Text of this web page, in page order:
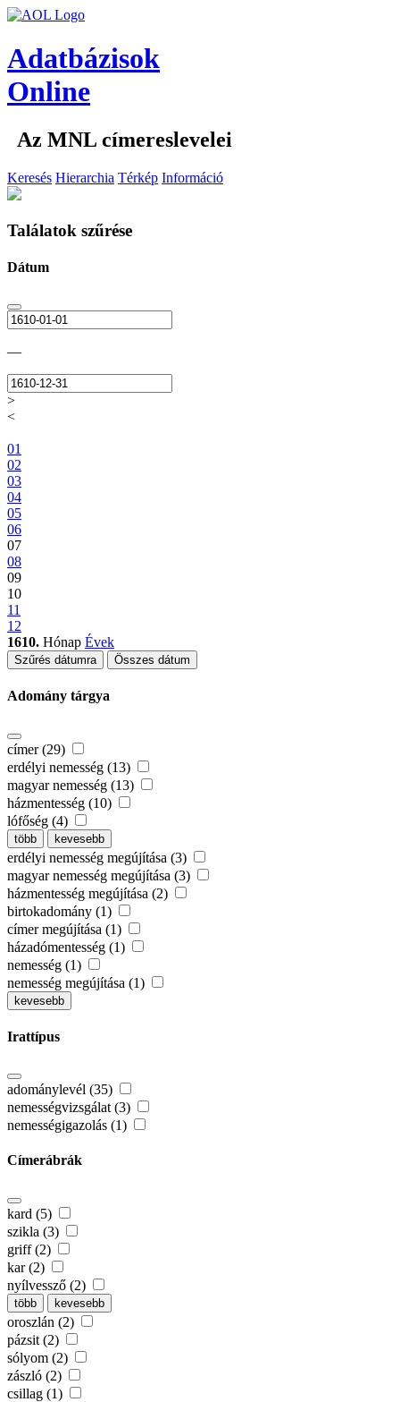
Adatbázisok
Online
Az MNL címereslevelei
Keresés Hierarchia Térkép Információ
Találatok szűrése
Dátum
—
>
<
01
02
03
04
05
06
07
08
09
10
11
12
1610. Hónap Évek
Szűrés dátumra Összes dátum
Adomány tárgya
címer (29)
erdélyi nemesség (13)
magyar nemesség (13)
házmentesség (10)
lófőség (4)
több kevesebb
erdélyi nemesség megújítása (3)
magyar nemesség megújítása (3)
házmentesség megújítása (2)
birtokadomány (1)
címer megújítása (1)
házadómentesség (1)
nemesség (1)
nemesség megújítása (1)
kevesebb
Irattípus
adománylevél (35)
nemességvizsgálat (3)
nemességigazolás (1)
Címerábrák
kard (5)
szikla (3)
griff (2)
kar (2)
nyílvessző (2)
több kevesebb
oroszlán (2)
pázsit (2)
sólyom (2)
zászló (2)
csillag (1)